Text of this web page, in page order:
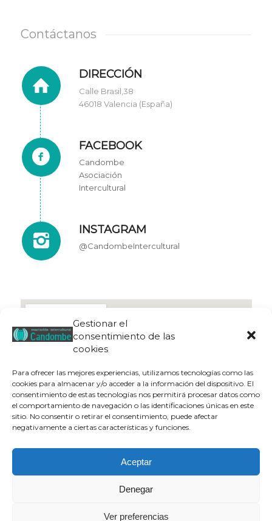
Gestionar el
consentimiento de las
cookies
Para ofrecer las mejores experiencias, utilizamos tecnologías como las
cookies para almacenar y/o acceder a la información del dispositivo. El
consentimiento de estas tecnologías nos permitirá procesar datos como
el comportamiento de navegación o las identificaciones únicas en este
sitio. No consentir o retirar el consentimiento, puede afectar
negativamente a ciertas características y funciones.
Aceptar
Denegar
Ver preferencias
Contáctanos
DIRECCIÓN
Calle Brasil,38
46018 Valencia (España)
FACEBOOK
Candombe
Asociación
Intercultural
INSTAGRAM
@CandombeIntercultural